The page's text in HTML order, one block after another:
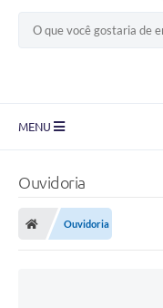
MENU
Diário Oficial
Ouvidoria
Ouvidoria